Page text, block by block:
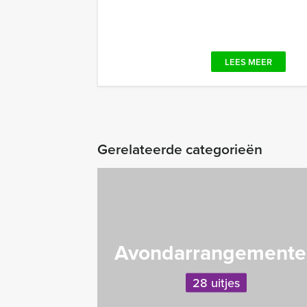
LEES MEER
Gerelateerde categorieën
28 uitjes